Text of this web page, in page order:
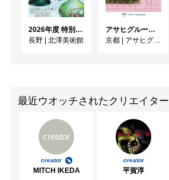
2026年度 特別展「ガレとドーム、アール･ヌーヴォーのガラス 水辺のやすらぎ、海の神秘」
長野 | 北澤美術館
アサヒグループ大山崎山荘美術館 開館30周年記念展「没後100年 クロード・モネ」
京都 | アサヒグループ大山崎山荘美術館
最近ウオッチされたクリエイター
creator
creator
MITCH IKEDA
creator
平賀淳